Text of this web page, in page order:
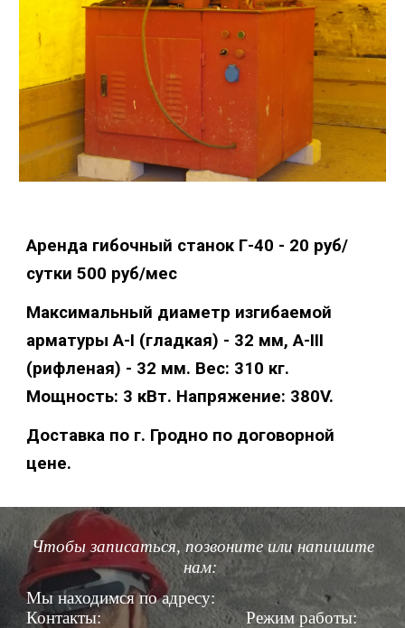
Аренда гибочный станок Г-40 - 20 руб/
сутки 500 руб/мес
Максимальный диаметр изгибаемой
арматуры А-I (гладкая) - 32 мм, А-III
(рифленая) - 32 мм. Вес: 310 кг.
Мощность: 3 кВт. Напряжение: 380V.
Доставка по г. Гродно по договорной
цене.
Чтобы записаться, позвоните или напишите
нам:
Мы находимся по адресу:
Контакты:
Режим работы: